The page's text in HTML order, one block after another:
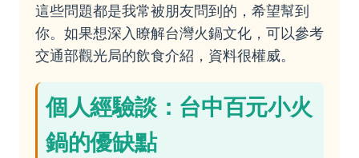
這些問題都是我常被朋友問到的，希望幫到
你。如果想深入瞭解台灣火鍋文化，可以參考
交通部觀光局的飲食介紹，資料很權威。
個人經驗談：台中百元小火
鍋的優缺點